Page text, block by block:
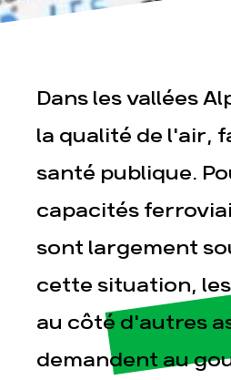
presse
Dans les vallées
la qualité de l'air,
santé publique.
capacités
sont largement
cette situation,
au côté d'autres
demandent au